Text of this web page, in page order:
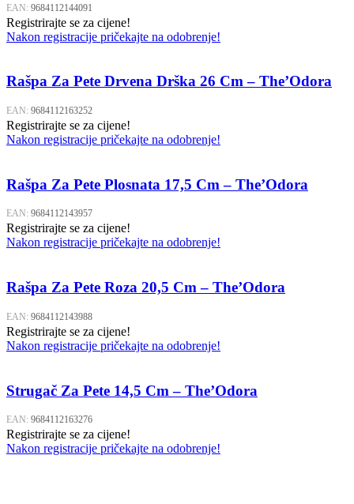
EAN: 9684112144091
Registrirajte se za cijene!
Nakon registracije pričekajte na odobrenje!
Rašpa Za Pete Drvena Drška 26 Cm – The’Odora
EAN: 9684112163252
Registrirajte se za cijene!
Nakon registracije pričekajte na odobrenje!
Rašpa Za Pete Plosnata 17,5 Cm – The’Odora
EAN: 9684112143957
Registrirajte se za cijene!
Nakon registracije pričekajte na odobrenje!
Rašpa Za Pete Roza 20,5 Cm – The’Odora
EAN: 9684112143988
Registrirajte se za cijene!
Nakon registracije pričekajte na odobrenje!
Strugač Za Pete 14,5 Cm – The’Odora
EAN: 9684112163276
Registrirajte se za cijene!
Nakon registracije pričekajte na odobrenje!